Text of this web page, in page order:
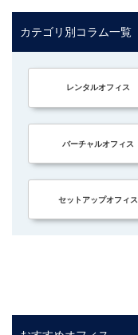
カテゴリ別コラム一覧
レンタルオフィス
バーチャルオフィス
セットアップオフィス